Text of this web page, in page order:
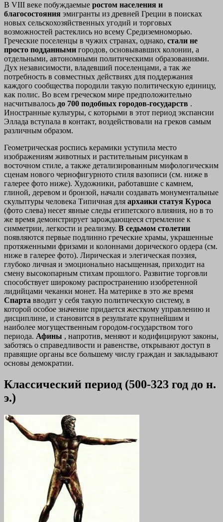
В VIII веке побуждаемые ростом населения и
благосостояния эмигранты из древней Греции в поисках
новых сельскохозяйственных угодий и торговых
возможностей растеклись но всему Средиземноморью.
Греческие поселенцы в чужих странах, однако, стали не
просто подданными городов, основывавших колонии, а
отдельными, автономными политическими образованиями.
Дух независимости, владевший поселенцами, а так же
потребность в совместных действиях для поддержания
каждого сообщества породили такую политическую единицу,
как полис. Во всем греческом мире предположительно
насчитывалось до 700 подобных городов-государств .
Иностранные культуры, с которыми в этот период экспансии
Эллада вступала в контакт, воздействовали на греков самым
различным образом.
Геометрическая роспись керамики уступила место
изображениям животных и растительным рисункам в
восточном стиле, а также детализированным мифологическим
сценам нового чернофигурното стиля вазописи (см. ниже в
галерее фото ниже). Художники, работавшие с камнем,
глиной, деревом и бронзой, начали создавать монументальные
скульптуры человека Типичная для архаики статуя Куроса
(фото слева) несет явные следы египетского влияния, но в то
же время демонстрирует зарождающееся стремление к
симметрии, легкости и реализму. В седьмом столетии
появляются первые подлинно греческие храмы, украшенные
протяженными фризами и колоннами дорического ордера (см.
ниже в галерее фото). Лирическая и элегическая поэзия,
глубоко личная и эмоционально насыщенная, приходит на
смену высокопарным стихам прошлого. Развитие торговли
способствует широкому распространению изобретенной
лидийцами чеканки монет. На материке в это же время
Спарта вводит у себя такую политическую систему, в
которой особое значение придается жесткому управлению и
дисциплине, и становится в результате крупнейшим и
наиболее могущественным городом-государством того
периода. Афины , напротив, меняют и кодифицируют законы,
заботясь о справедливости и равенстве, открывают доступ в
правящие органы все большему числу граждан и закладывают
основы демократии.
Классический период (500-323 год до н.
э.)